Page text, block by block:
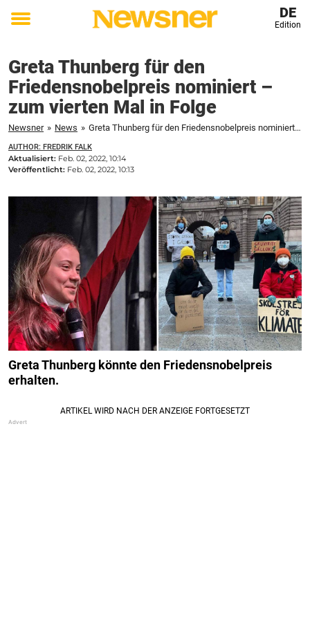
Toggle
DE
Edition
Greta Thunberg für den
Friedensnobelpreis nominiert –
zum vierten Mal in Folge
Newsner » News » Greta Thunberg für den Friedensnobelpreis nominiert - zum vierten Mal in Folge
AUTHOR: FREDRIK FALK
Aktualisiert: Feb. 02, 2022, 10:14
Veröffentlicht: Feb. 02, 2022, 10:13
Greta Thunberg könnte den Friedensnobelpreis
erhalten.